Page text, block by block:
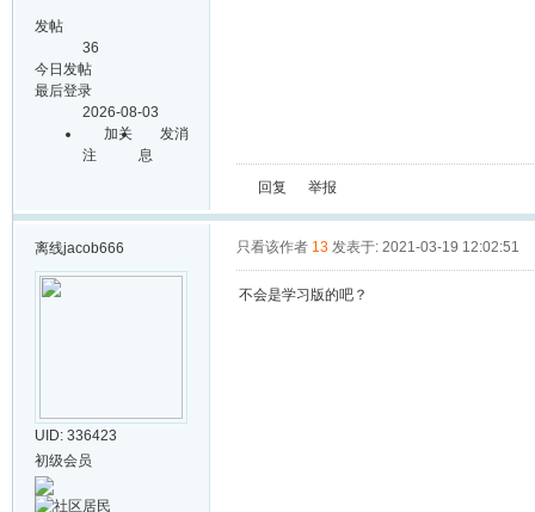
发帖
36
今日发帖
最后登录
2026-08-03
加关
注
发消
息
回复 举报
离线jacob666
UID: 336423
初级会员
只看该作者 13 发表于: 2021-03-19 12:02:51
不会是学习版的吧？